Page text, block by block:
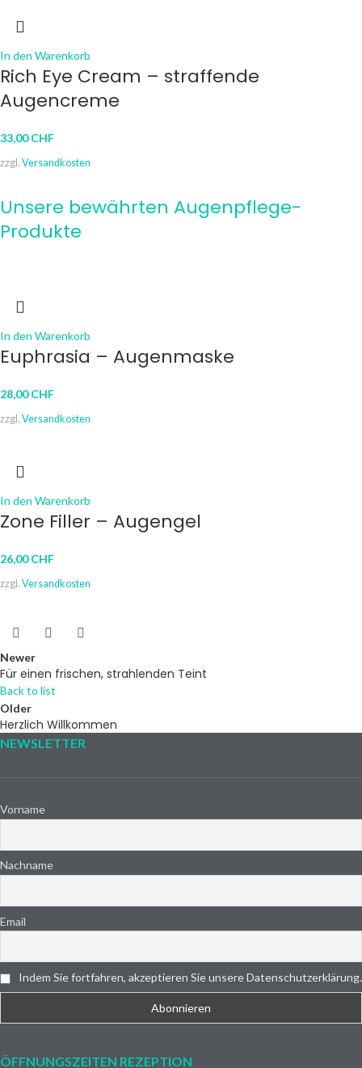
In den Warenkorb
Rich Eye Cream – straffende
Augencreme
33,00CHF
zzgl. Versandkosten
Unsere bewährten Augenpflege-
Produkte
In den Warenkorb
Euphrasia – Augenmaske
28,00CHF
zzgl. Versandkosten
In den Warenkorb
Zone Filler – Augengel
26,00CHF
zzgl. Versandkosten
Newer
Für einen frischen, strahlenden Teint
Back to list
Older
Herzlich Willkommen
NEWSLETTER
Vorname
Nachname
Email
Indem Sie fortfahren, akzeptieren Sie unsere Datenschutzerklärung.
ÖFFNUNGSZEITEN REZEPTION